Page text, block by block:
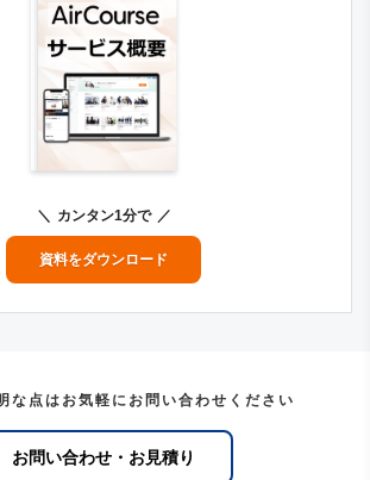
カンタン1分で
資料をダウンロード
な点はお気軽にお問い合わせください
お問い合わせ・お見積り